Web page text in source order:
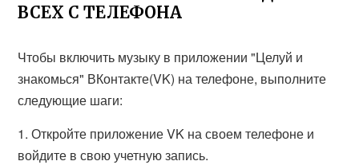
ВСЕХ С ТЕЛЕФОНА
Чтобы включить музыку в приложении "Целуй и
знакомься" ВКонтакте(VK) на телефоне, выполните
следующие шаги:
1. Откройте приложение VK на своем телефоне и
войдите в свою учетную запись.